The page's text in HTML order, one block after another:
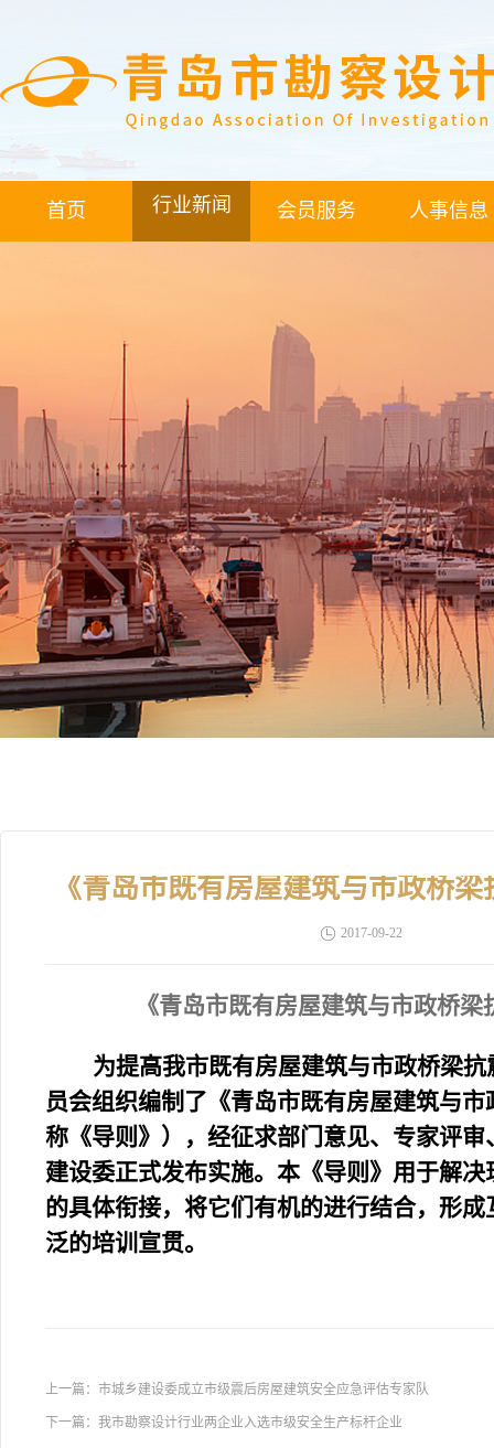
首页 行业新闻 会员服务 人事信息
《青岛市既有房屋建筑与市政桥
2017-09-22
《青岛市既有房屋建筑与市政桥
为提高我市既有房屋建筑与市政桥梁
员会组织编制了《青岛市既有房屋建筑与
称《导则》），经征求部门意见、专家评
建设委正式发布实施。本《导则》用于解
的具体衔接，将它们有机的进行结合，形
泛的培训宣贯。
上一篇： 市城乡建设委成立市级震后房屋建筑安全应急评估专家队
下一篇： 我市勘察设计行业两企业入选市级安全生产标杆企业